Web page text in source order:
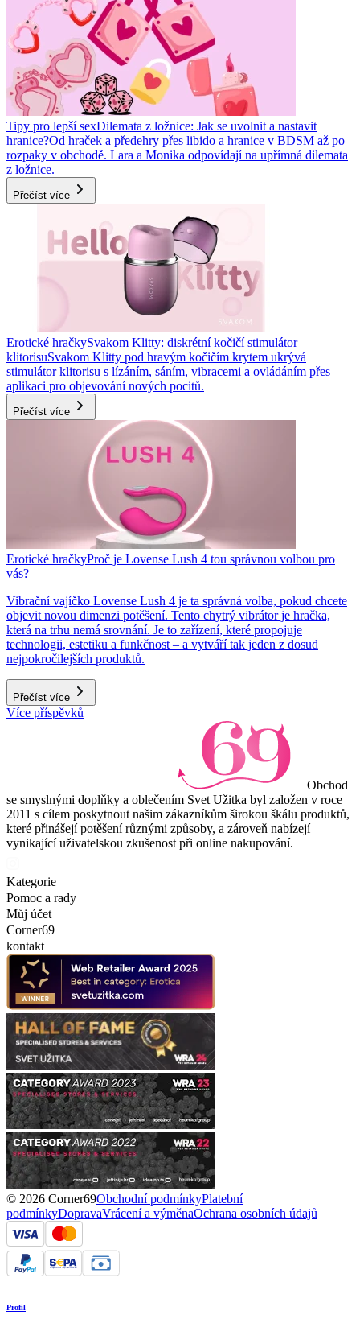
Tipy pro lepší sexDilemata z ložnice: Jak se uvolnit a nastavit
hranice?Od hraček a předehry přes libido a hranice v BDSM až po
rozpaky v obchodě. Lara a Monika odpovídají na upřímná dilemata
z ložnice.
Přečíst více
Erotické hračkySvakom Klitty: diskrétní kočičí stimulátor
klitorisuSvakom Klitty pod hravým kočičím krytem ukrývá
stimulátor klitorisu s lízáním, sáním, vibracemi a ovládáním přes
aplikaci pro objevování nových pocitů.
Přečíst více
Erotické hračkyProč je Lovense Lush 4 tou správnou volbou pro
vás?
Vibrační vajíčko Lovense Lush 4 je ta správná volba, pokud chcete
objevit novou dimenzi potěšení. Tento chytrý vibrátor je hračka,
která na trhu nemá srovnání. Je to zařízení, které propojuje
technologii, estetiku a funkčnost – a vytváří tak jeden z dosud
nejpokročilejších produktů.
Přečíst více
Více příspěvků
Obchod
se smyslnými doplňky a oblečením Svet Užitka byl založen v roce
2011 s cílem poskytnout našim zákazníkům širokou škálu produktů,
které přinášejí potěšení různými způsoby, a zároveň nabízejí
vynikající uživatelskou zkušenost při online nakupování.
Kategorie
Pomoc a rady
Můj účet
Corner69
kontakt
© 2026 Corner69Obchodní podmínkyPlatební
podmínkyDopravaVrácení a výměnaOchrana osobních údajů
Profil